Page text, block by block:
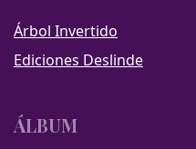
Árbol Invertido
Ediciones Deslinde
ÁLBUM